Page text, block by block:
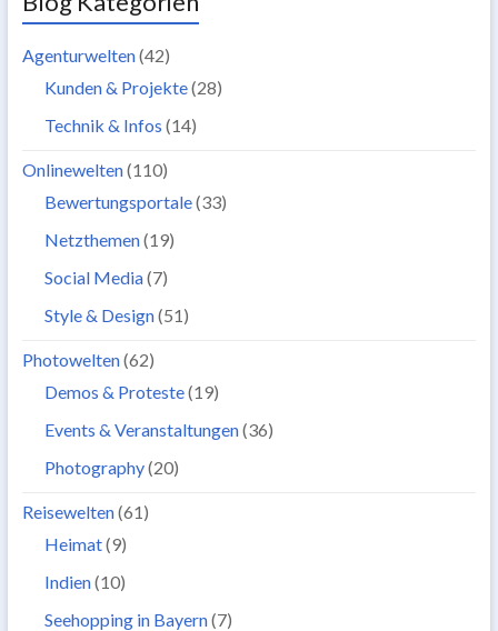
Agenturwelten(42)
Kunden & Projekte(28)
Technik & Infos (14)
Onlinewelten(110)
Bewertungsportale(33)
Netzthemen(19)
Social Media(7)
Style & Design(51)
Photowelten(62)
Demos & Proteste(19)
Events & Veranstaltungen(36)
Photography(20)
Reisewelten(61)
Heimat(9)
Indien(10)
Seehopping in Bayern(7)